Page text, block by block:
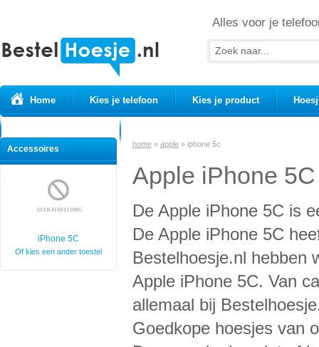
Alles voor je
Home Kies je telefoon Kies je product
Accessoires
iPhone 5C
Of kies een ander toestel
home » apple » iphone 5c
Apple iPhone
De Apple iPhone 5C is
De Apple iPhone 5C
Bestelhoesje.nl hebben
Apple iPhone 5C. Van
allemaal bij
Goedkope hoesjes van